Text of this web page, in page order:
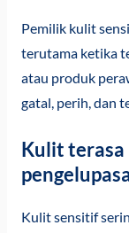
Pemilik kulit
terutama ketika
atau produk
gatal, perih, dan
Kulit terasa
Kulit sensitif